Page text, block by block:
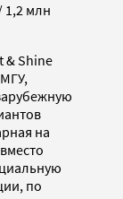
1,2 млн
& Shine
на
по